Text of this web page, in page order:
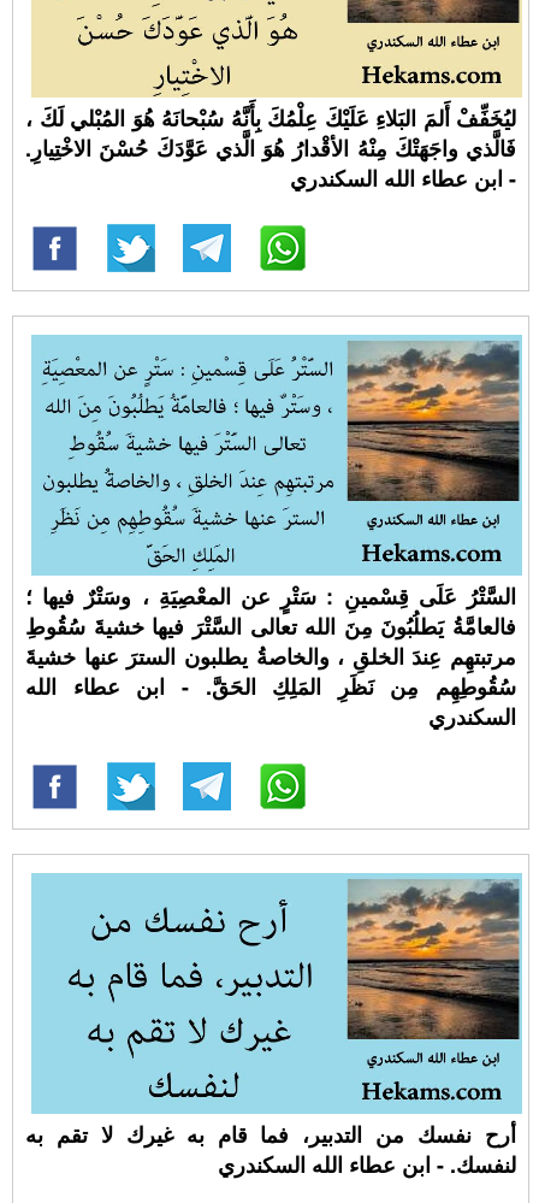
ليُخَفِّفْ أَلمَ البَلاءِ عَلَيْكَ عِلْمُكَ بِأَنَّهُ سُبْحانَهُ هُوَ المُبْلي لَكَ ،
فَالَّذي واجَهَتْكَ مِنْهُ الأقْدارُ هُوَ الَّذي عَوَّدَكَ حُسْنَ الاخْتِيارِ.
- ابن عطاء الله السكندري
السَّتْرُ عَلَى قِسْمينِ : سَتْرٍ عن المعْصِيَةِ ، وسَتْرٌ فيها ؛
فالعامَّةُ يَطلُبُونَ مِنَ الله تعالى السَّتْرَ فيها خشيةَ سُقُوطِ
مرتبتهِم عِندَ الخلقِ ، والخاصةُ يطلبون السترَ عنها خشيةَ
سُقُوطِهِم مِن نَظَرِ المَلِكِ الحَقَّ. - ابن عطاء الله
السكندري
أرح نفسك من التدبير، فما قام به غيرك لا تقم به
لنفسك. - ابن عطاء الله السكندري